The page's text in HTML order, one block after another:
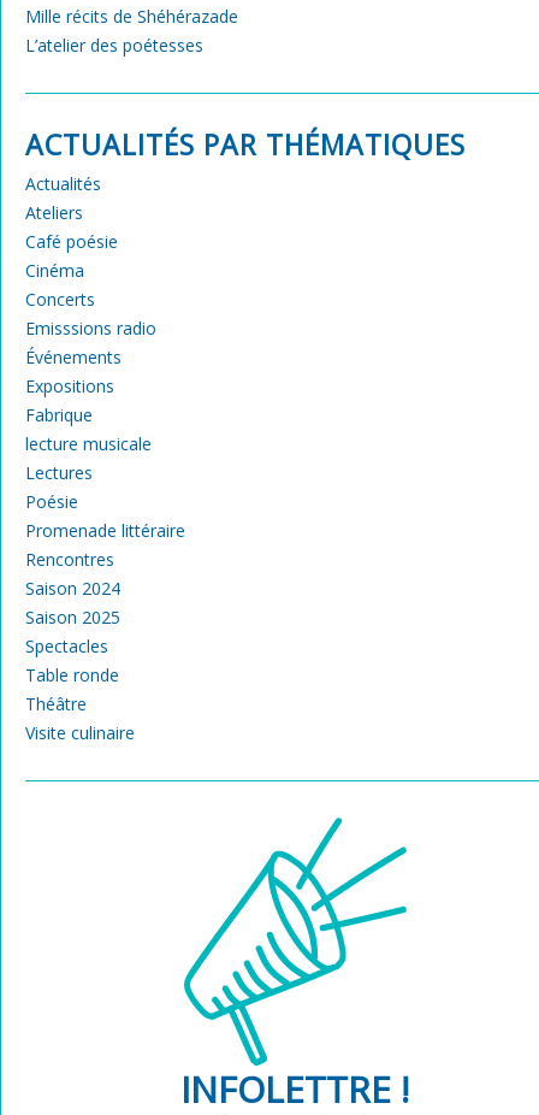
Mille récits de Shéhérazade
L’atelier des poétesses
ACTUALITÉS PAR THÉMATIQUES
Actualités
Ateliers
Café poésie
Cinéma
Concerts
Emisssions radio
Événements
Expositions
Fabrique
lecture musicale
Lectures
Poésie
Promenade littéraire
Rencontres
Saison 2024
Saison 2025
Spectacles
Table ronde
Théâtre
Visite culinaire
INFOLETTRE !